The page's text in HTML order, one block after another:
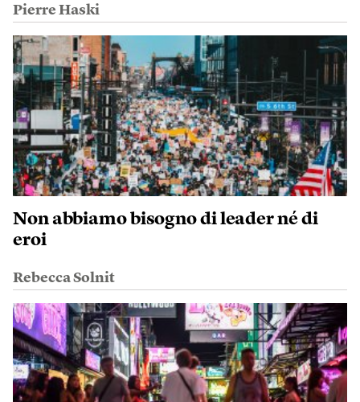
Pierre Haski
Non abbiamo bisogno di leader né di
eroi
Rebecca Solnit